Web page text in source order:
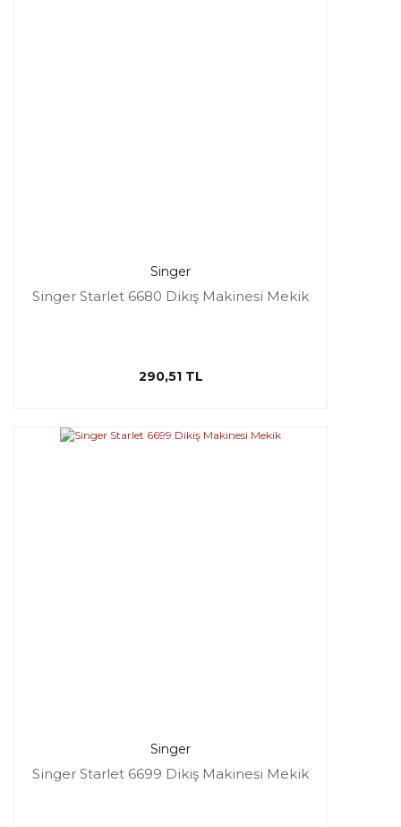
Singer
Singer Starlet 6680 Dikiş Makinesi Mekik
290,51 TL
Singer
Singer Starlet 6699 Dikiş Makinesi Mekik